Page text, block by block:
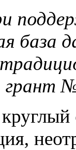
база
грант
круглый